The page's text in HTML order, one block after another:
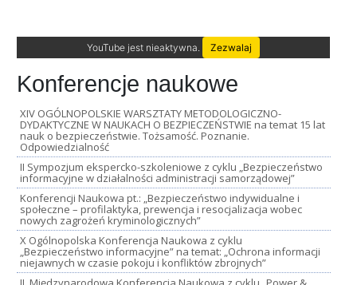
YouTube jest nieaktywna. Zezwalaj
Konferencje naukowe
XIV OGÓLNOPOLSKIE WARSZTATY METODOLOGICZNO-
DYDAKTYCZNE W NAUKACH O BEZPIECZEŃSTWIE na temat 15 lat
nauk o bezpieczeństwie. Tożsamość. Poznanie.
Odpowiedzialność
II Sympozjum ekspercko-szkoleniowe z cyklu „Bezpieczeństwo
informacyjne w działalności administracji samorządowej”
Konferencji Naukowa pt.: „Bezpieczeństwo indywidualne i
społeczne – profilaktyka, prewencja i resocjalizacja wobec
nowych zagrożeń kryminologicznych”
X Ogólnopolska Konferencja Naukowa z cyklu
„Bezpieczeństwo informacyjne” na temat: „Ochrona informacji
niejawnych w czasie pokoju i konfliktów zbrojnych”